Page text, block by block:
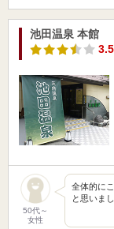
池田温泉 本館
50代～
女性
全体的に
と思いまし